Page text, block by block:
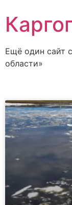
Ещё один сайт
области»